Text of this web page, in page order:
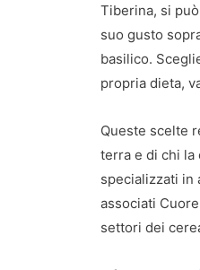
Tiberina, si
suo gusto
basilico.
propria dieta,
Queste scelte
terra e di chi la
specializzati in
associati
settori dei